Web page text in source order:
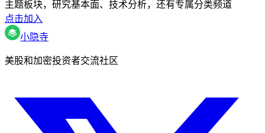
主题板块，研究基本面、技术分析，还有专属分类频道
点击加入
小隐寺
美股和加密投资者交流社区